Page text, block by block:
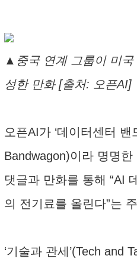
▲중국 연계 그룹이 미
성한 만화 [출처: 오픈AI]
오픈AI가 ‘데이터센터 밴
Bandwagon)이라 명명
댓글과 만화를 통해 “AI
의 전기료를 올린다”는
‘기술과 관세’(Tech and